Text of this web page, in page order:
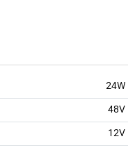
24W
48V
12V